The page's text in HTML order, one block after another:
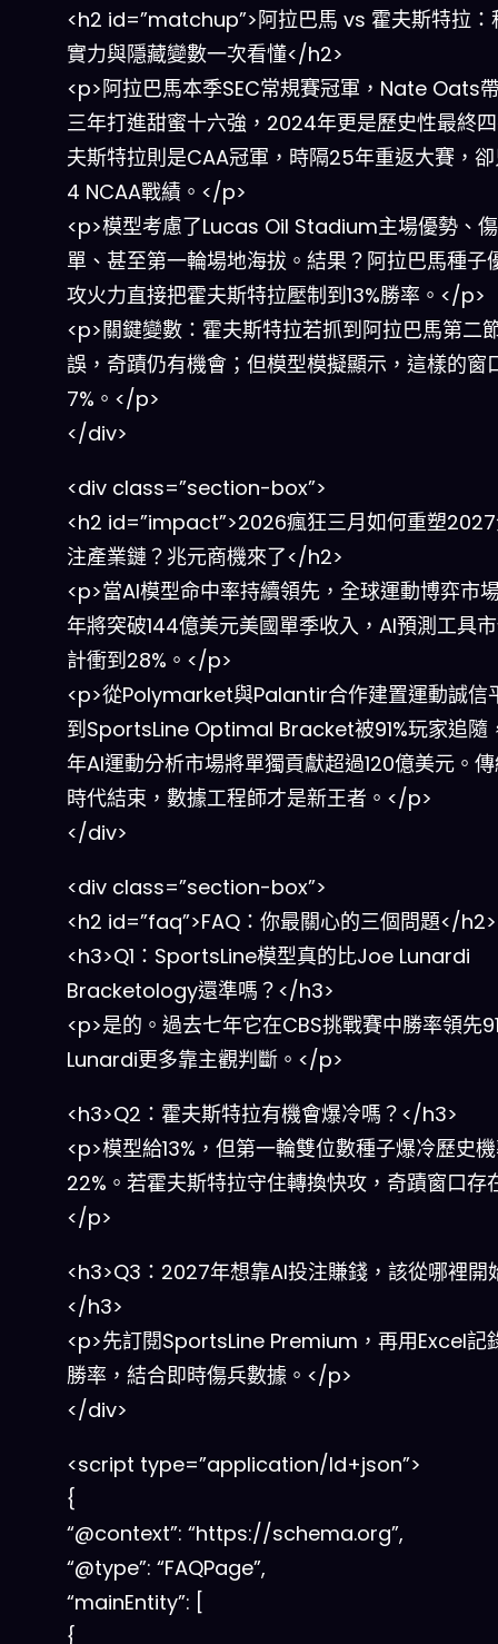
<h2 id=”matchup”>阿拉巴馬 vs 霍夫斯特拉：
實力與隱藏變數一次看懂</h2>
<p>阿拉巴馬本季SEC常規賽冠軍，Nate Oats
三年打進甜蜜十六強，2024年更是歷史性最終
夫斯特拉則是CAA冠軍，時隔25年重返大賽，
4 NCAA戰績。</p>
<p>模型考慮了Lucas Oil Stadium主場優勢、
單、甚至第一輪場地海拔。結果？阿拉巴馬種子
攻火力直接把霍夫斯特拉壓制到13%勝率。</p>
<p>關鍵變數：霍夫斯特拉若抓到阿拉巴馬第二
誤，奇蹟仍有機會；但模型模擬顯示，這樣的窗
7%。</p>
</div>
<div class=”section-box”>
<h2 id=”impact”>2026瘋狂三月如何重塑
注產業鏈？兆元商機來了</h2>
<p>當AI模型命中率持續領先，全球運動博弈市
年將突破144億美元美國單季收入，AI預測工具
計衝到28%。</p>
<p>從Polymarket與Palantir合作建置運動誠信
到SportsLine Optimal Bracket被91%玩家追隨
年AI運動分析市場將單獨貢獻超過120億美元。
時代結束，數據工程師才是新王者。</p>
</div>
<div class=”section-box”>
<h2 id=”faq”>FAQ：你最關心的三個問題</h2>
<h3>Q1：SportsLine模型真的比Joe Lunardi
Bracketology還準嗎？</h3>
<p>是的。過去七年它在CBS挑戰賽中勝率領先
Lunardi更多靠主觀判斷。</p>
<h3>Q2：霍夫斯特拉有機會爆冷嗎？</h3>
<p>模型給13%，但第一輪雙位數種子爆冷歷史
22%。若霍夫斯特拉守住轉換快攻，奇蹟窗口存
</p>
<h3>Q3：2027年想靠AI投注賺錢，該從哪裡開
</h3>
<p>先訂閱SportsLine Premium，再用Excel記
勝率，結合即時傷兵數據。</p>
</div>
<script type=”application/ld+json”>
{
“@context”: “https://schema.org”,
“@type”: “FAQPage”,
“mainEntity”: [
{